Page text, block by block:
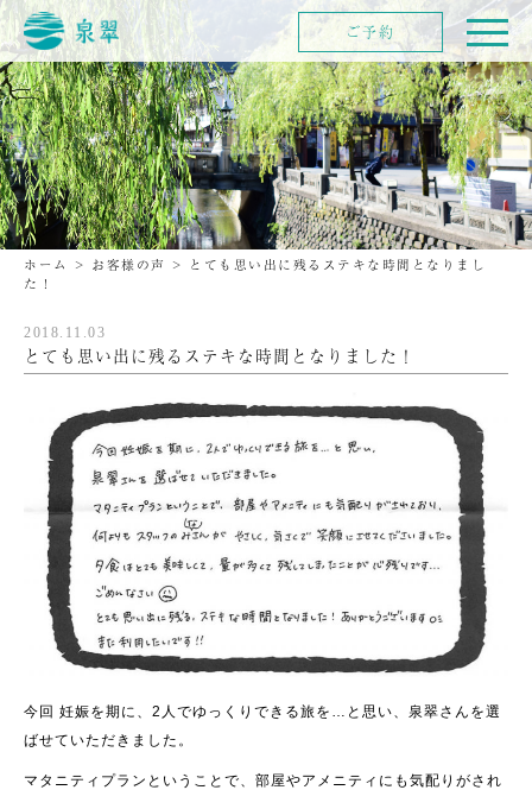
ホーム > お客様の声 > とても思い出に残るステキな時間となりまし
た！
2018.11.03
とても思い出に残るステキな時間となりました！
今回 妊娠を期に、2人でゆっくりできる旅を…と思い、泉翠さんを選
ばせていただきました。
マタニティプランということで、部屋やアメニティにも気配りがされ
ご予約